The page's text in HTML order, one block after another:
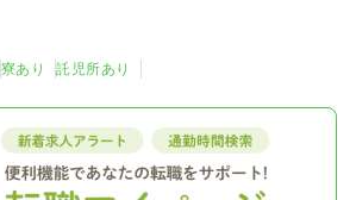
寮あり 託児所あり